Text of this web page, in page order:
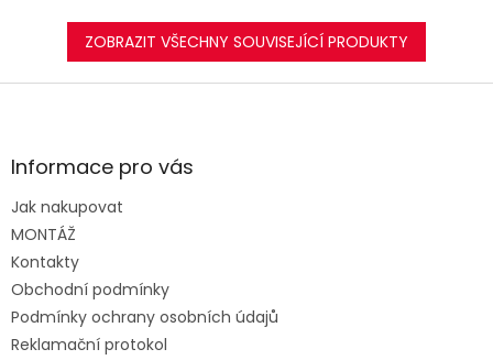
ZOBRAZIT VŠECHNY SOUVISEJÍCÍ PRODUKTY
Z
aInformace pro vás
Jak nakupovat
MONTÁŽ
Kontakty
Obchodní podmínky
Podmínky ochrany osobních údajů
Reklamační protokol